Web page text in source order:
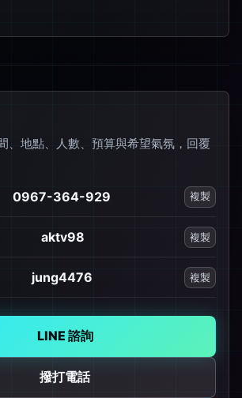
、地點、人數、預算與希望氣氛，回覆
0967-364-929 複製
aktv98 複製
jung4476 複製
LINE 諮詢
撥打電話